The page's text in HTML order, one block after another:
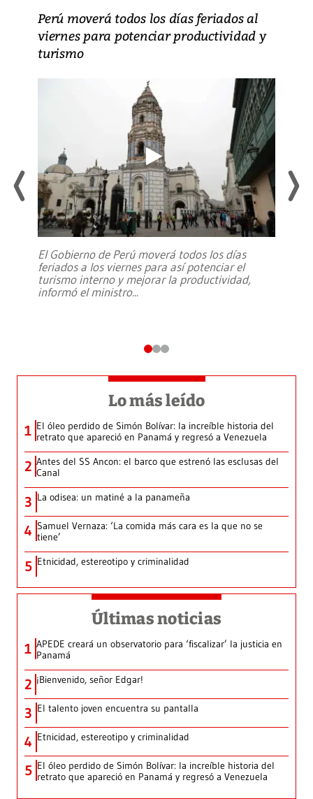
Perú moverá todos los días feriados al
viernes para potenciar productividad y
turismo
El Gobierno de Perú moverá todos los días
feriados a los viernes para así potenciar el
turismo interno y mejorar la productividad,
informó el ministro...
Lo más leído
1 El óleo perdido de Simón Bolívar: la increíble historia del
retrato que apareció en Panamá y regresó a Venezuela
2 Antes del SS Ancon: el barco que estrenó las esclusas del
Canal
3 La odisea: un matiné a la panameña
4 Samuel Vernaza: ‘La comida más cara es la que no se
tiene’
5 Etnicidad, estereotipo y criminalidad
Últimas noticias
1 APEDE creará un observatorio para ‘fiscalizar’ la justicia en
Panamá
2 ¡Bienvenido, señor Edgar!
3 El talento joven encuentra su pantalla​
4 Etnicidad, estereotipo y criminalidad
5 El óleo perdido de Simón Bolívar: la increíble historia del
retrato que apareció en Panamá y regresó a Venezuela